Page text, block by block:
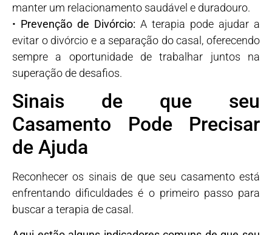
manter um relacionamento saudável e duradouro.
• Prevenção de Divórcio: A terapia pode ajudar a
evitar o divórcio e a separação do casal, oferecendo
sempre a oportunidade de trabalhar juntos na
superação de desafios.
Sinais de que seu
Casamento Pode Precisar
de Ajuda
Reconhecer os sinais de que seu casamento está
enfrentando dificuldades é o primeiro passo para
buscar a terapia de casal.